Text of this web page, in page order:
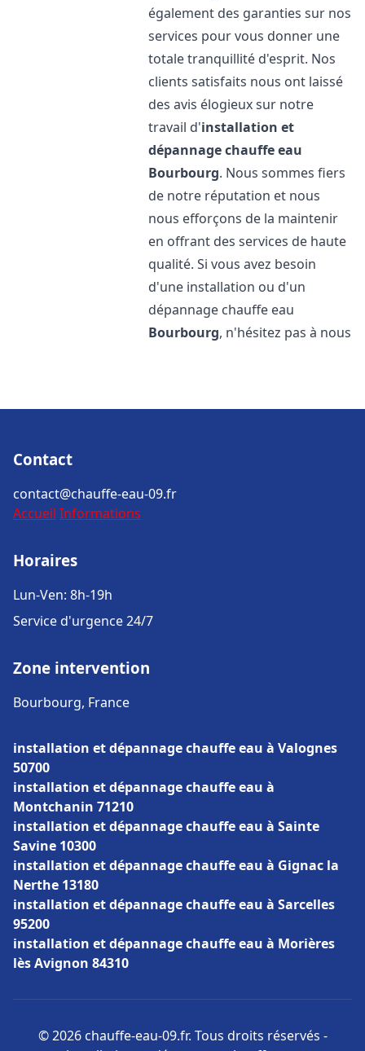
également des garanties sur nos
services pour vous donner une
totale tranquillité d'esprit. Nos
clients satisfaits nous ont laissé
des avis élogieux sur notre
travail d'installation et
dépannage chauffe eau
Bourbourg. Nous sommes fiers
de notre réputation et nous
nous efforçons de la maintenir
en offrant des services de haute
qualité. Si vous avez besoin
d'une installation ou d'un
dépannage chauffe eau
Bourbourg, n'hésitez pas à nous
Contact
contact@chauffe-eau-09.fr
Accueil Informations
Horaires
Lun-Ven: 8h-19h
Service d'urgence 24/7
Zone intervention
Bourbourg, France
installation et dépannage chauffe eau à Valognes
50700
installation et dépannage chauffe eau à
Montchanin 71210
installation et dépannage chauffe eau à Sainte
Savine 10300
installation et dépannage chauffe eau à Gignac la
Nerthe 13180
installation et dépannage chauffe eau à Sarcelles
95200
installation et dépannage chauffe eau à Morières
lès Avignon 84310
© 2026 chauffe-eau-09.fr. Tous droits réservés -